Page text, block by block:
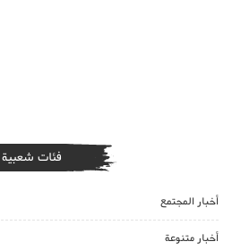
فئات شعبية
أخبار المجتمع
أخبار متنوعة